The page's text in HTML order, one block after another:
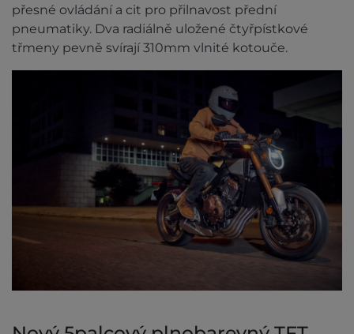
přesné ovládání a cit pro přilnavost přední
pneumatiky. Dva radiálně uložené čtyřpístkové
třmeny pevně svírají 310mm vlnité kotouče.